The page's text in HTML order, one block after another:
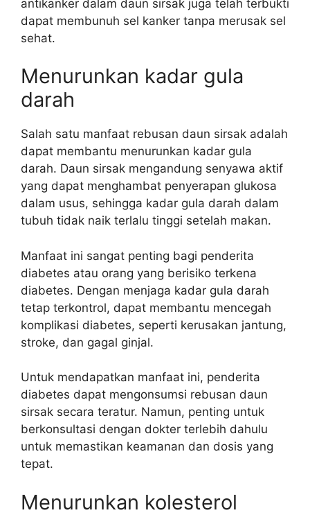
antikanker dalam daun sirsak juga telah terbukti
dapat membunuh sel kanker tanpa merusak sel
sehat.
Menurunkan kadar gula
darah
Salah satu manfaat rebusan daun sirsak adalah
dapat membantu menurunkan kadar gula
darah. Daun sirsak mengandung senyawa aktif
yang dapat menghambat penyerapan glukosa
dalam usus, sehingga kadar gula darah dalam
tubuh tidak naik terlalu tinggi setelah makan.
Manfaat ini sangat penting bagi penderita
diabetes atau orang yang berisiko terkena
diabetes. Dengan menjaga kadar gula darah
tetap terkontrol, dapat membantu mencegah
komplikasi diabetes, seperti kerusakan jantung,
stroke, dan gagal ginjal.
Untuk mendapatkan manfaat ini, penderita
diabetes dapat mengonsumsi rebusan daun
sirsak secara teratur. Namun, penting untuk
berkonsultasi dengan dokter terlebih dahulu
untuk memastikan keamanan dan dosis yang
tepat.
Menurunkan kolesterol